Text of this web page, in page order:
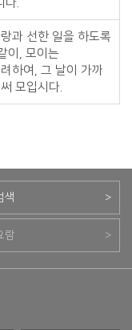
다.
과 선한 일을 하도록
이, 모이는
하여, 그 날이 가까
모입시다.
색 >
람 >